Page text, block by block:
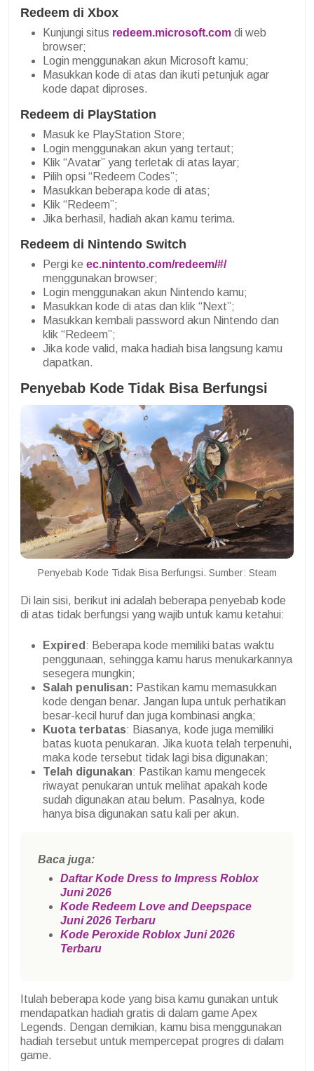
Redeem di Xbox
Kunjungi situs redeem.microsoft.com di web
browser;
Login menggunakan akun Microsoft kamu;
Masukkan kode di atas dan ikuti petunjuk agar
kode dapat diproses.
Redeem di PlayStation
Masuk ke PlayStation Store;
Login menggunakan akun yang tertaut;
Klik “Avatar” yang terletak di atas layar;
Pilih opsi “Redeem Codes”;
Masukkan beberapa kode di atas;
Klik “Redeem”;
Jika berhasil, hadiah akan kamu terima.
Redeem di Nintendo Switch
Pergi ke ec.nintento.com/redeem/#/
menggunakan browser;
Login menggunakan akun Nintendo kamu;
Masukkan kode di atas dan klik “Next”;
Masukkan kembali password akun Nintendo dan
klik “Redeem”;
Jika kode valid, maka hadiah bisa langsung kamu
dapatkan.
Penyebab Kode Tidak Bisa Berfungsi
Penyebab Kode Tidak Bisa Berfungsi. Sumber: Steam
Di lain sisi, berikut ini adalah beberapa penyebab kode
di atas tidak berfungsi yang wajib untuk kamu ketahui:
Expired : Beberapa kode memiliki batas waktu
penggunaan, sehingga kamu harus menukarkannya
sesegera mungkin;
Salah penulisan: Pastikan kamu memasukkan
kode dengan benar. Jangan lupa untuk perhatikan
besar-kecil huruf dan juga kombinasi angka;
Kuota terbatas: Biasanya, kode juga memiliki
batas kuota penukaran. Jika kuota telah terpenuhi,
maka kode tersebut tidak lagi bisa digunakan;
Telah digunakan: Pastikan kamu mengecek
riwayat penukaran untuk melihat apakah kode
sudah digunakan atau belum. Pasalnya, kode
hanya bisa digunakan satu kali per akun.
Baca juga:
Daftar Kode Dress to Impress Roblox
Juni 2026
Kode Redeem Love and Deepspace
Juni 2026 Terbaru
Kode Peroxide Roblox Juni 2026
Terbaru
Itulah beberapa kode yang bisa kamu gunakan untuk
mendapatkan hadiah gratis di dalam game Apex
Legends. Dengan demikian, kamu bisa menggunakan
hadiah tersebut untuk mempercepat progres di dalam
game.